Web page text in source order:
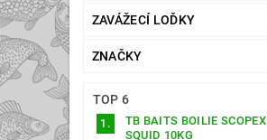
ZAVÁŽECÍ LOĎKY
ZNAČKY
TOP 6
TB BAITS BOILIE SCOPEX
SQUID 10KG